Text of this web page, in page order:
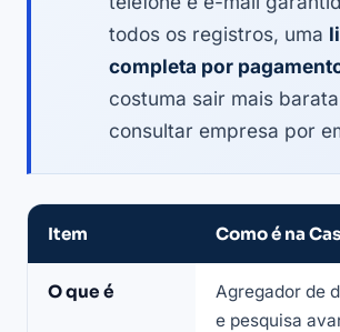
todos os registros, uma
completa por
costuma sair mais
consultar empresa por
resumida
Item Como é na
O que é
Agregador de
e pesquisa